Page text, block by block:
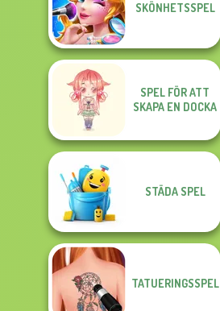
SKÖNHETSSPEL
SPEL FÖR ATT
SKAPA EN DOCKA
STÄDA SPEL
TATUERINGSSPEL